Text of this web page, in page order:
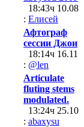
18:43ч 10.08
: Елисей
Афтограф
сессии Джои
18:14ч 16.11
: @len
Articulate
fluting stems
modulated.
13:24ч 25.10
: abaxysu